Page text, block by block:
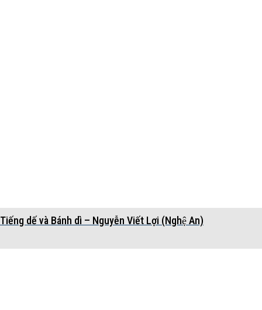
Tiếng dế và Bánh dì – Nguyễn Viết Lợi (Nghệ An)